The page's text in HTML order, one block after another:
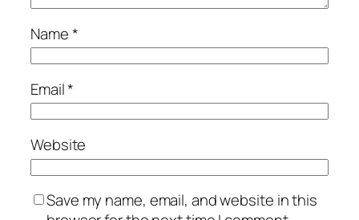
Name*
Email*
Website
Save my name, email, and website in this